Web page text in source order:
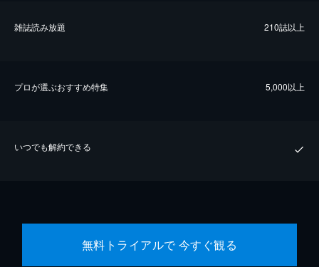
雑誌読み放題 210誌以上
プロが選ぶおすすめ特集 5,000以上
いつでも解約できる
無料トライアルで 今すぐ観る